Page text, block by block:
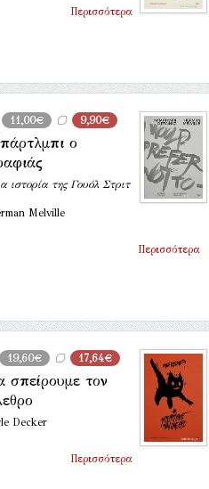
Περισσότερα
11,00€ 9,90€
ο
ιστορία της Γουόλ Στριτ
Melville
Περισσότερα
19,60€ 17,64€
σπείρουμε τον
Decker
Περισσότερα